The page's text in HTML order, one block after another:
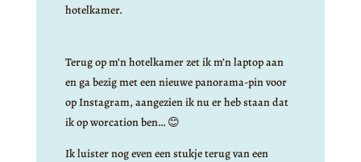
hotelkamer.
Terug op m’n hotelkamer zet ik m’n laptop aan
en ga bezig met een nieuwe panorama-pin voor
op Instagram, aangezien ik nu er heb staan dat
ik op worcation ben… 😊
Ik luister nog even een stukje terug van een